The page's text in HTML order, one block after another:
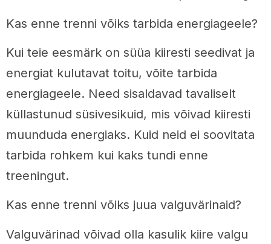
Kas enne trenni võiks tarbida energiageele?
Kui teie eesmärk on süüa kiiresti seedivat ja
energiat kulutavat toitu, võite tarbida
energiageele. Need sisaldavad tavaliselt
küllastunud süsivesikuid, mis võivad kiiresti
muunduda energiaks. Kuid neid ei soovitata
tarbida rohkem kui kaks tundi enne
treeningut.
Kas enne trenni võiks juua valguvärinaid?
Valguvärinad võivad olla kasulik kiire valgu